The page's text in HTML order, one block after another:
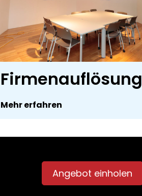
Firmenauflösung
Mehr erfahren
Angebot einholen